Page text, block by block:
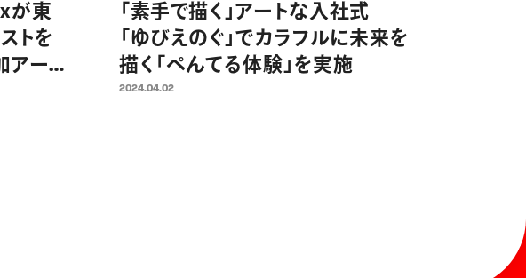
が東
トを
アーテ
躍の
「素手で描く」アートな入社式
「ゆびえのぐ」でカラフルに未来を
描く「ぺんてる体験」を実施
2024.04.02